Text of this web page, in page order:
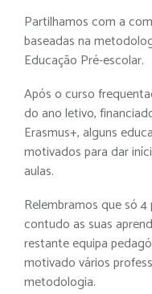
Partilhamos com a
baseadas na
Educação Pré-escolar.
Após o curso
do ano letivo,
Erasmus+, alguns
motivados para dar
aulas.
Relembramos que só
contudo as suas
restante equipa
motivado vários
metodologia.